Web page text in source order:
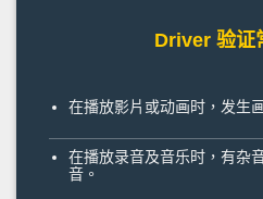
Driver 验证
在播放影片或动画时，发生
在播放录音及音乐时，有杂
音。